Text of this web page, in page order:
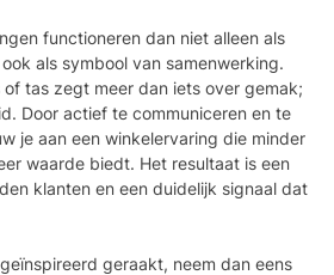
functioneren dan niet alleen als
als symbool van samenwerking.
of tas zegt meer dan iets over gemak;
Door actief te communiceren en te
je aan een winkelervaring die minder
waarde biedt. Het resultaat is een
klanten en een duidelijk signaal dat
geraakt, neem dan eens